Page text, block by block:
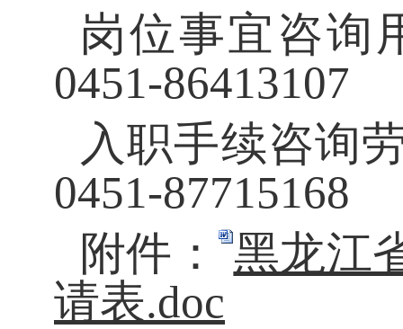
岗位事宜咨询
0451-86413107
入职手续咨询
0451-87715168
附件： 黑龙江
请表.doc